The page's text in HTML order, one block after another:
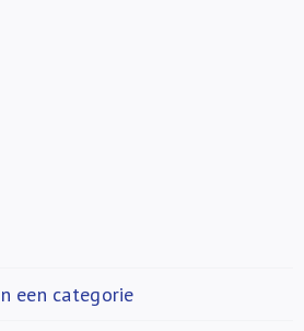
een categorie